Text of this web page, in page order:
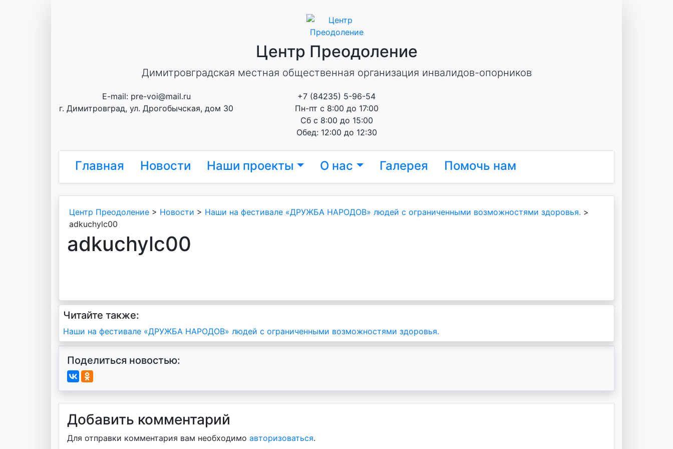
Центр Преодоление
Димитровградская местная общественная организация инвалидов-опорников
E-mail: pre-voi@mail.ru
г. Димитровград, ул. Дрогобычская, дом 30
+7 (84235) 5-96-54
Пн-пт с 8:00 до 17:00
Сб с 8:00 до 15:00
Обед: 12:00 до 12:30
Главная Новости Наши проекты О нас Галерея Помочь нам
Центр Преодоление > Новости > Наши на фестивале «ДРУЖБА НАРОДОВ» людей с ограниченными возможностями здоровья. >
adkuchylc00
adkuchylc00
Читайте также:
Навигация
по
записям
Наши на фестивале «ДРУЖБА НАРОДОВ» людей с ограниченными возможностями здоровья.
Поделиться новостью:
Добавить комментарий
Для отправки комментария вам необходимо авторизоваться.